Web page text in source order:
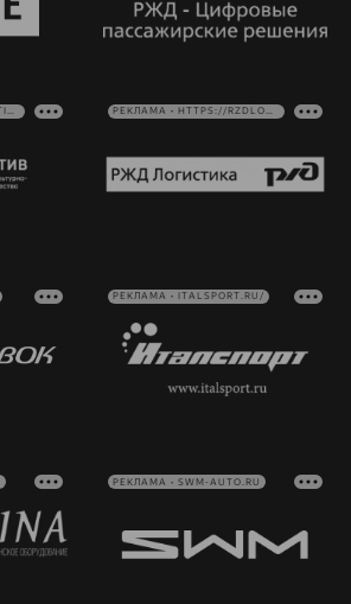
РЕКЛАМА • RFSOLOKOMOTIV.RU РЕКЛАМА • HTTPS://RZDLOG.RU/
РЕКЛАМА • ITALSPORT.RU/
РЕКЛАМА • SWM-AUTO.RU